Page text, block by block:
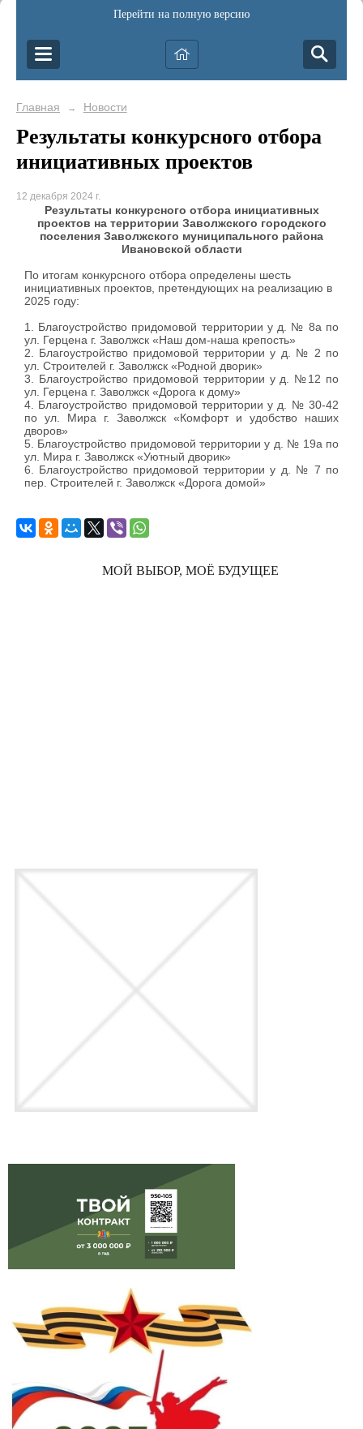
Перейти на полную версию
Главная → Новости
Результаты конкурсного отбора
инициативных проектов
12 декабря 2024 г.
Результаты конкурсного отбора инициативных
проектов на территории Заволжского городского
поселения Заволжского муниципального района
Ивановской области
По итогам конкурсного отбора определены шесть
инициативных проектов, претендующих на реализацию в
2025 году:
1. Благоустройство придомовой территории у д. № 8а по
ул. Герцена г. Заволжск «Наш дом-наша крепость»
2. Благоустройство придомовой территории у д. № 2 по
ул. Строителей г. Заволжск «Родной дворик»
3. Благоустройство придомовой территории у д. №12 по
ул. Герцена г. Заволжск «Дорога к дому»
4. Благоустройство придомовой территории у д. № 30-42
по ул. Мира г. Заволжск «Комфорт и удобство наших
дворов»
5. Благоустройство придомовой территории у д. № 19а по
ул. Мира г. Заволжск «Уютный дворик»
6. Благоустройство придомовой территории у д. № 7 по
пер. Строителей г. Заволжск «Дорога домой»
МОЙ ВЫБОР, МОЁ БУДУЩЕЕ